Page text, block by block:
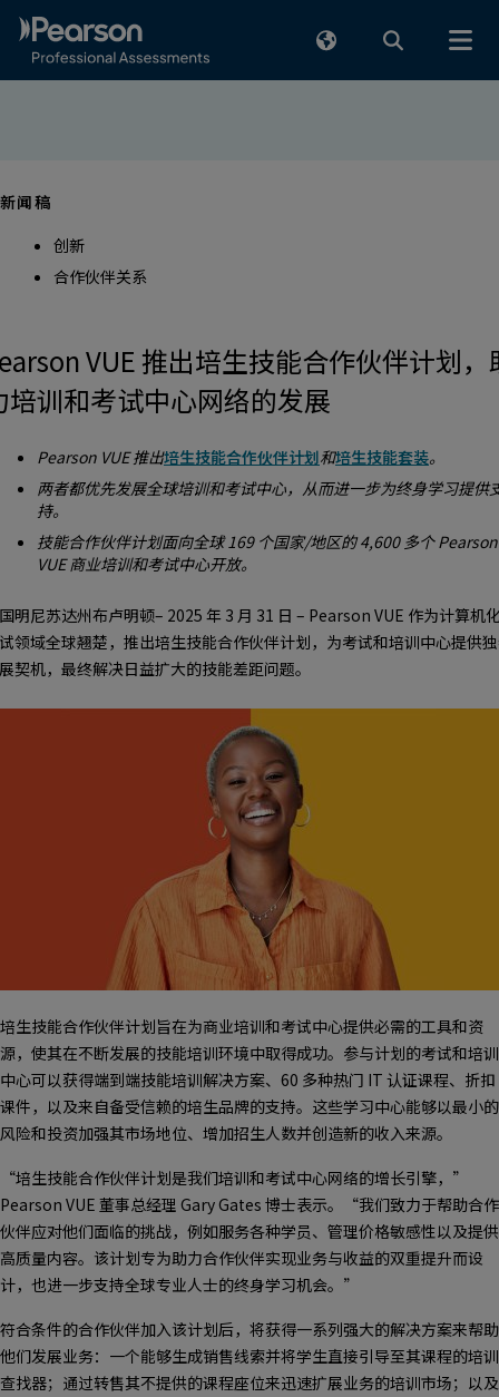
新闻稿
创新
合作伙伴关系
VUE 推出培生技能合作伙伴计划，
培训和考试中心网络的发展
Pearson VUE 推出培生技能合作伙伴计划和培生技能套装。
两者都优先发展全球培训和考试中心，从而进一步为终身学习提供
持。
技能合作伙伴计划面向全球 169 个国家/地区的 4,600 多个 Pearson
VUE 商业培训和考试中心开放。
明尼苏达州布卢明顿– 2025 年 3 月 31 日 – Pearson VUE 作为计算机
领域全球翘楚，推出培生技能合作伙伴计划，为考试和培训中心提供
契机，最终解决日益扩大的技能差距问题。
培生技能合作伙伴计划旨在为商业培训和考试中心提供必需的工具和资
源，使其在不断发展的技能培训环境中取得成功。参与计划的考试和培训
中心可以获得端到端技能培训解决方案、60 多种热门 IT 认证课程、折扣
课件，以及来自备受信赖的培生品牌的支持。这些学习中心能够以最小的
风险和投资加强其市场地位、增加招生人数并创造新的收入来源。
“培生技能合作伙伴计划是我们培训和考试中心网络的增长引擎，”
Pearson VUE 董事总经理 Gary Gates 博士表示。“我们致力于帮助合作
伙伴应对他们面临的挑战，例如服务各种学员、管理价格敏感性以及提供
高质量内容。该计划专为助力合作伙伴实现业务与收益的双重提升而设
计，也进一步支持全球专业人士的终身学习机会。”
符合条件的合作伙伴加入该计划后，将获得一系列强大的解决方案来帮助
他们发展业务：一个能够生成销售线索并将学生直接引导至其课程的培训
查找器；通过转售其不提供的课程座位来迅速扩展业务的培训市场；以及